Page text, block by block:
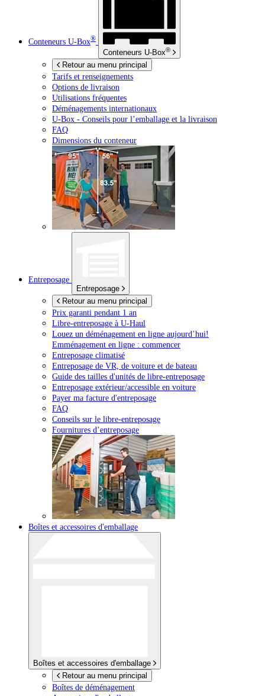
Conteneurs U-Box®
Conteneurs U-Box®
Retour au menu principal
Tarifs et renseignements
Options de livraison
Utilisations fréquentes
Déménagements internationaux
U-Box - Conseils pour l’emballage et la livraison
FAQ
Dimensions du conteneur
Entreposage
Entreposage
Retour au menu principal
Prix garanti pendant 1 an
Libre-entreposage à U-Haul
Louez un déménagement en ligne aujourd’hui!
Emménagement en ligne : commencer
Entreposage climatisé
Entreposage de VR, de voiture et de bateau
Guide des tailles d'unités de libre-entreposage
Entreposage extérieur/accessible en voiture
Payer ma facture d'entreposage
FAQ
Conseils sur le libre-entreposage
Fournitures d’entreposage
Boîtes et accessoires d'emballage
Boîtes et accessoires d'emballage
Retour au menu principal
Boîtes de déménagement